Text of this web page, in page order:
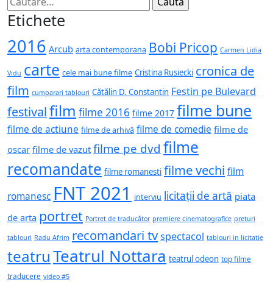
după:
Etichete
2016 Arcub arta contemporana Bobi Pricop Carmen Lidia
Vidu carte cele mai bune filme Cristina Rusiecki cronica de
film cumparari tablouri Cătălin D. Constantin Festin pe Bulevard
festivalfilm filme 2016 filme 2017 filme bune
filme de actiune filme de arhivă filme de comedie filme de
oscar filme de vazut filme pe dvd filme
recomandate filme romanesti filme vechi film
romanesc FNT 2021 interviu licitații de artă piata
de arta portret Portret de traducător premiere cinematografice preturi
tablouri Radu Afrim recomandari tvspectacol tablouri in licitatie
teatruTeatrul Nottara teatrul odeon top filme
traducere video #5